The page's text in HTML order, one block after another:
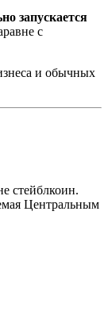
запускается
с
и обычных
стейблкоин.
Центральным